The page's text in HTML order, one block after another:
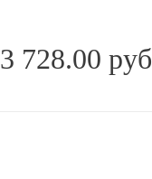
3 728.00 руб